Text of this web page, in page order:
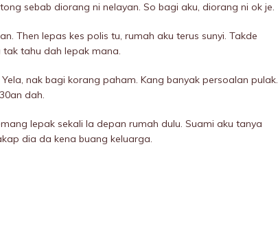
sebab diorang ni nelayan. So bagi aku, diorang ni ok je.
Then lepas kes polis tu, rumah aku terus sunyi. Takde
tahu dah lepak mana.
nak bagi korang paham. Kang banyak persoalan pulak.
dah.
lepak sekali la depan rumah dulu. Suami aku tanya
dia da kena buang keluarga.